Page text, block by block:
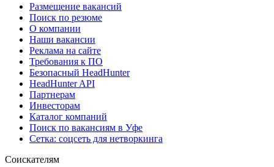
Размещение вакансий
Поиск по резюме
О компании
Наши вакансии
Реклама на сайте
Требования к ПО
Безопасный HeadHunter
HeadHunter API
Партнерам
Инвесторам
Каталог компаний
Поиск по вакансиям в Уфе
Сетка: соцсеть для нетворкинга
Соискателям